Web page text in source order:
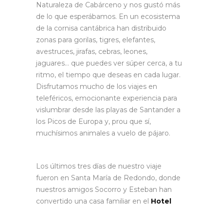
Naturaleza de Cabárceno y nos gustó más
de lo que esperábamos. En un ecosistema
de la cornisa cantábrica han distribuido
zonas para gorilas, tigres, elefantes,
avestruces, jirafas, cebras, leones,
jaguares… que puedes ver súper cerca, a tu
ritmo, el tiempo que deseas en cada lugar.
Disfrutamos mucho de los viajes en
teleféricos, emocionante experiencia para
vislumbrar desde las playas de Santander a
los Picos de Europa y, prou que sí,
muchísimos animales a vuelo de pájaro.
Los últimos tres días de nuestro viaje
fueron en Santa María de Redondo, donde
nuestros amigos Socorro y Esteban han
convertido una casa familiar en el Hotel